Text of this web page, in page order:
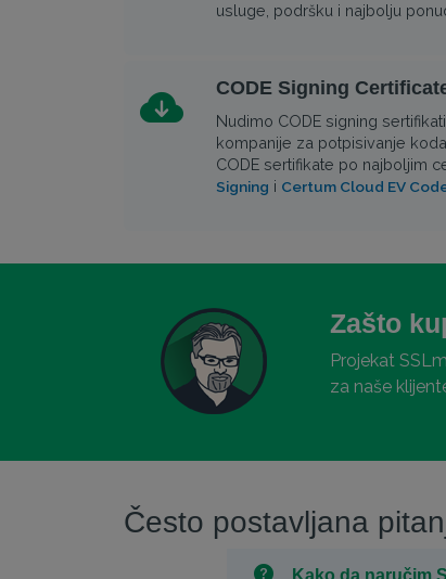
usluge, podršku i najbolju
CODE Signing
Nudimo CODE signing
kompanije za potpisivanje
CODE sertifikate po najboljim
Signing i Certum Cloud EV
Zašto
Projekat
za naše
Često postavljana